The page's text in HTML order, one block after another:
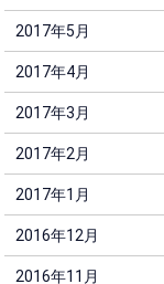
2017年5月
2017年4月
2017年3月
2017年2月
2017年1月
2016年12月
2016年11月